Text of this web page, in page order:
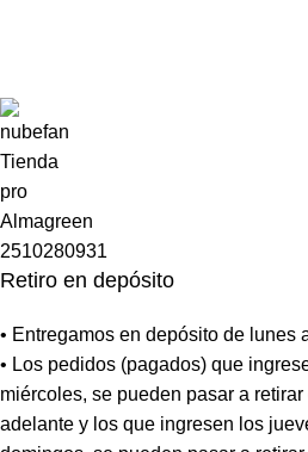
Retiro en depósito
• Entregamos en depósito de lunes
• Los pedidos (pagados) que
miércoles, se pueden pasar a
adelante y los que ingresen los